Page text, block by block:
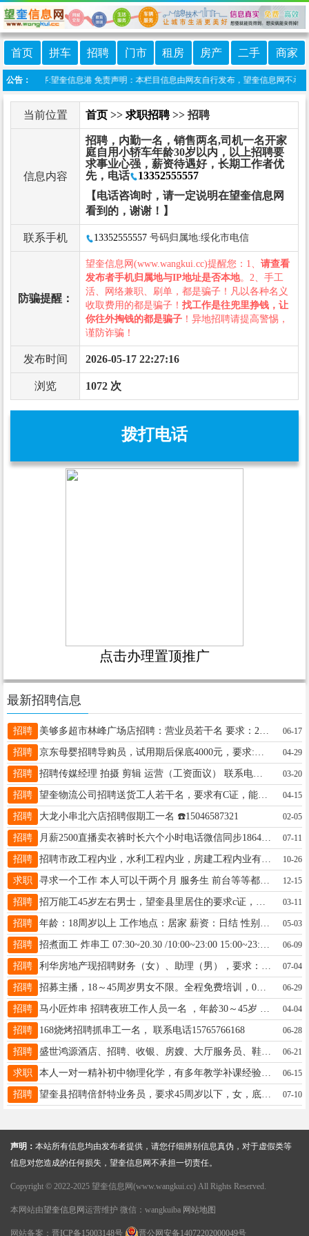
首页 拼车 招聘 门市 租房 房产 二手 商家
公告：
信小程序:望奎信息港 免责声明：本栏目信息由网友自行发布，望奎信息网不承
当前位置 首页 >> 求职招聘>> 招聘
信息内容
招聘，内勤一名，销售两名,司机一名开家
庭自用小轿车年龄30岁以内，以上招聘要
求事业心强，薪资待遇好，长期工作者优
先，电话
13352555557
【电话咨询时，请一定说明在望奎信息网
看到的，谢谢！】
联系手机 13352555557 号码归属地:绥化市电信
防骗提醒：
望奎信息网(www.wangkui.cc)提醒您：1、 请查看
发布者手机归属地与IP地址是否本地。2、手工
活、网络兼职、刷单，都是骗子！凡以各种名义
收取费用的都是骗子！ 找工作是往兜里挣钱，让
你往外掏钱的都是骗子 ！异地招聘请提高警惕，
谨防诈骗！
发布时间 2026-05-17 22:27:16
浏览 1072 次
拨打电话
点击办理置顶推广
最新招聘信息
招聘 06-17
招聘 04-29
招聘 招聘传媒经理 拍摄 剪辑 运营（工资面议） 联系电话13224654366 03-20
招聘 望奎物流公司招聘送货工人若干名，要求有C证，能开车。联系电话15331927292 04-15
招聘 大龙小串北六店招聘假期工一名 ☎️15046587321 02-05
招聘 月薪2500直播卖衣裤时长六个小时电话微信同步18645596610 07-11
招聘 招聘市政工程内业，水利工程内业，房建工程内业有意者来电13555306765 10-26
求职 寻求一个工作 本人可以干两个月 服务生 前台等等都可以 联系电话15046585845 12-15
招聘 03-11
招聘 05-03
招聘 06-09
招聘 07-04
招聘 招募主播，18～45周岁男女不限。全程免费培训，0元入职！在家可直播，时间自己选择。全程陪跑专人教授，一站式服务，常年居住望奎，有意者可以面谈了解；陈女士：16646554775 06-29
招聘 04-04
招聘 168烧烤招聘抓串工一名， 联系电话15765766168 06-28
招聘 盛世鸿源酒店、招聘、收银、房嫂、大厅服务员、鞋吧、电话18104552201 06-21
求职 本人一对一精补初中物理化学，有多年教学补课经验，精准把握中考命题去向☎️13351155615 06-15
招聘 望奎县招聘倍舒特业务员，要求45周岁以下，女，底薪2千+绩效2千+提成+养老保险，月休2天，能长期工作的联系，电话18646896627 07-10
声明： 本站所有信息均由发布者提供，请您仔细辨别信息真伪，对于虚假类等
信息对您造成的任何损失，望奎信息网不承担一切责任。
Copyright © 2022-2025 望奎信息网(www.wangkui.cc) All Rights Reserved.
本网站由望奎信息网 运营维护 微信：wangkuiba 网站地图
网站备案： 晋ICP备15003148号 晋公网安备14072202000049号